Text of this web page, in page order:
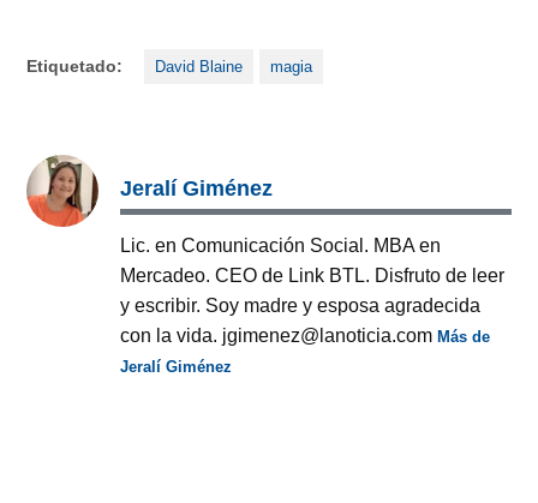
Etiquetado: David Blaine magia
Jeralí Giménez
Lic. en Comunicación Social. MBA en
Mercadeo. CEO de Link BTL. Disfruto de leer
y escribir. Soy madre y esposa agradecida
con la vida. jgimenez@lanoticia.comMás de
Jeralí Giménez